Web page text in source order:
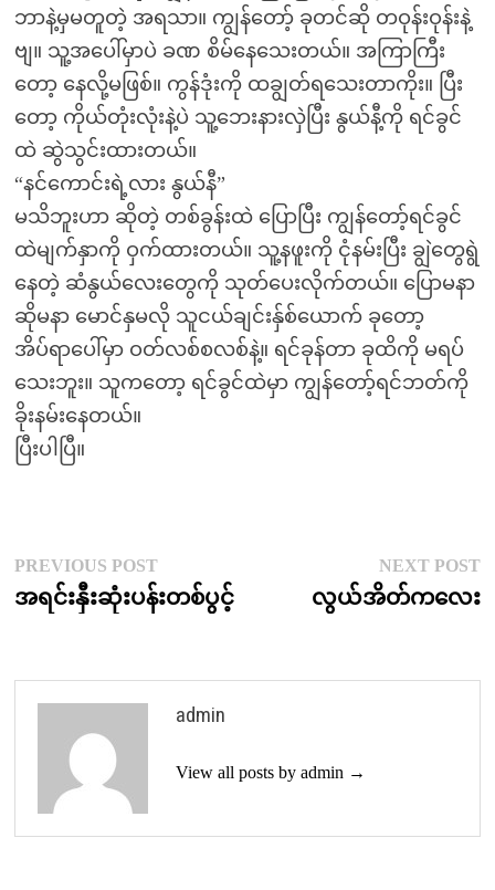
ဘာနဲ့မှမတူတဲ့ အရသာ။ ကျွန်တော့် ခုတင်ဆို တဝုန်းဝုန်းနဲ့
ဗျ။ သူ့အပေါ်မှာပဲ ခဏ စိမ်နေသေးတယ်။ အကြာကြီး
တော့ နေလို့မဖြစ်။ ကွန်ဒုံးကို ထချွတ်ရသေးတာကိုး။ ပြီး
တော့ ကိုယ်တုံးလုံးနဲ့ပဲ သူ့ဘေးနားလှဲပြီး နွယ်နီ့ကို ရင်ခွင်
ထဲ ဆွဲသွင်းထားတယ်။
“နင်ကောင်းရဲ့လား နွယ်နီ”
မသိဘူးဟာ ဆိုတဲ့ တစ်ခွန်းထဲ ပြောပြီး ကျွန်တော့်ရင်ခွင်
ထဲမျက်နှာကို ဝှက်ထားတယ်။ သူ့နဖူးကို ငုံနမ်းပြီး ချွဲတွေရွဲ
နေတဲ့ ဆံနွယ်လေးတွေကို သုတ်ပေးလိုက်တယ်။ ပြောမနာ
ဆိုမနာ မောင်နှမလို သူငယ်ချင်းန်ှစ်ယောက် ခုတော့
အိပ်ရာပေါ်မှာ ဝတ်လစ်စလစ်နဲ့။ ရင်ခုန်တာ ခုထိကို မရပ်
သေးဘူး။ သူကတော့ ရင်ခွင်ထဲမှာ ကျွန်တော့်ရင်ဘတ်ကို
ခိုးနမ်းနေတယ်။
ပြီးပါပြီ။
Post
navigation
PREVIOUS POSTPrevious
post:
အရင်းနှီးဆုံးပန်းတစ်ပွင့်
NEXT POST
လွယ်အိတ်ကလေး
admin
View all posts by admin →